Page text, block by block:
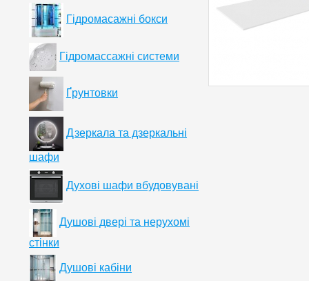
Гідромасажні бокси
Гідромассажні системи
Ґрунтовки
Дзеркала та дзеркальні
шафи
Духові шафи вбудовувані
Душові двері та нерухомі
стінки
Душові кабіни